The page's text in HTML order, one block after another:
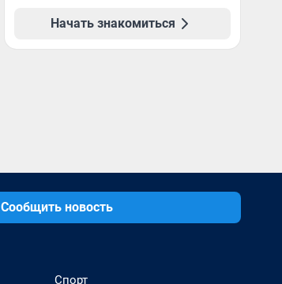
Начать знакомиться
Сообщить новость
Спорт